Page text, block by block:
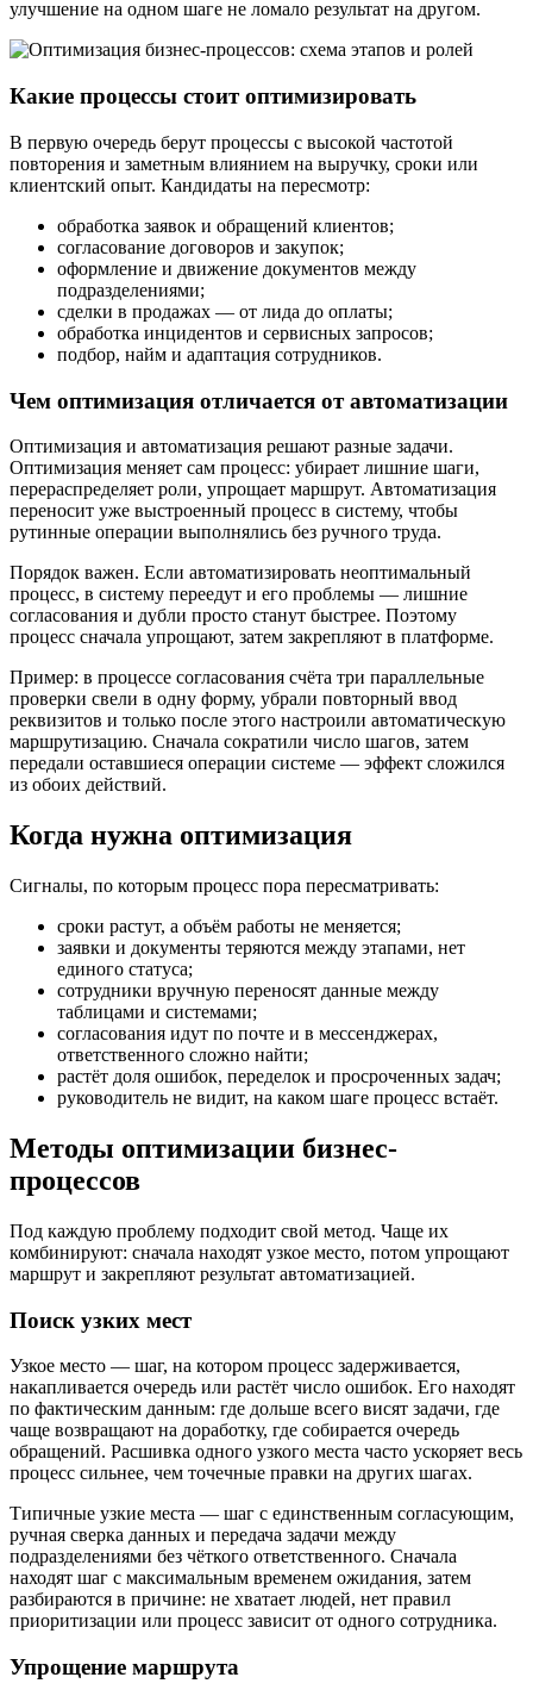
улучшение на одном шаге не ломало результат на другом.
Какие процессы стоит оптимизировать
В первую очередь берут процессы с высокой частотой
повторения и заметным влиянием на выручку, сроки или
клиентский опыт. Кандидаты на пересмотр:
обработка заявок и обращений клиентов;
согласование договоров и закупок;
оформление и движение документов между
подразделениями;
сделки в продажах — от лида до оплаты;
обработка инцидентов и сервисных запросов;
подбор, найм и адаптация сотрудников.
Чем оптимизация отличается от автоматизации
Оптимизация и автоматизация решают разные задачи.
Оптимизация меняет сам процесс: убирает лишние шаги,
перераспределяет роли, упрощает маршрут. Автоматизация
переносит уже выстроенный процесс в систему, чтобы
рутинные операции выполнялись без ручного труда.
Порядок важен. Если автоматизировать неоптимальный
процесс, в систему переедут и его проблемы — лишние
согласования и дубли просто станут быстрее. Поэтому
процесс сначала упрощают, затем закрепляют в платформе.
Пример: в процессе согласования счёта три параллельные
проверки свели в одну форму, убрали повторный ввод
реквизитов и только после этого настроили автоматическую
маршрутизацию. Сначала сократили число шагов, затем
передали оставшиеся операции системе — эффект сложился
из обоих действий.
Когда нужна оптимизация
Сигналы, по которым процесс пора пересматривать:
сроки растут, а объём работы не меняется;
заявки и документы теряются между этапами, нет
единого статуса;
сотрудники вручную переносят данные между
таблицами и системами;
согласования идут по почте и в мессенджерах,
ответственного сложно найти;
растёт доля ошибок, переделок и просроченных задач;
руководитель не видит, на каком шаге процесс встаёт.
Методы оптимизации бизнес-
процессов
Под каждую проблему подходит свой метод. Чаще их
комбинируют: сначала находят узкое место, потом упрощают
маршрут и закрепляют результат автоматизацией.
Поиск узких мест
Узкое место — шаг, на котором процесс задерживается,
накапливается очередь или растёт число ошибок. Его находят
по фактическим данным: где дольше всего висят задачи, где
чаще возвращают на доработку, где собирается очередь
обращений. Расшивка одного узкого места часто ускоряет весь
процесс сильнее, чем точечные правки на других шагах.
Типичные узкие места — шаг с единственным согласующим,
ручная сверка данных и передача задачи между
подразделениями без чёткого ответственного. Сначала
находят шаг с максимальным временем ожидания, затем
разбираются в причине: не хватает людей, нет правил
приоритизации или процесс зависит от одного сотрудника.
Упрощение маршрута